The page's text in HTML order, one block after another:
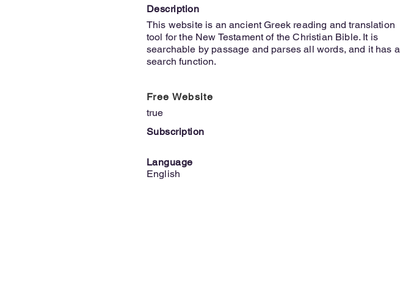
Description
This website is an ancient Greek reading and translation
tool for the New Testament of the Christian Bible. It is
searchable by passage and parses all words, and it has a
search function.
Free Website
true
Subscription
Language
English